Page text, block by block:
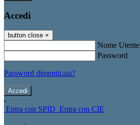
Accedi
button close ×
Nome Utente
Password
Password dimenticata?
-
Entra con SPID Entra con CIE